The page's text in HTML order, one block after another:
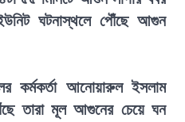
ইউনিট ঘটনাস্থলে পৌঁছে আগুন
কর্মকর্তা আনোয়ারুল ইসলাম
তারা মূল আগুনের চেয়ে ঘন